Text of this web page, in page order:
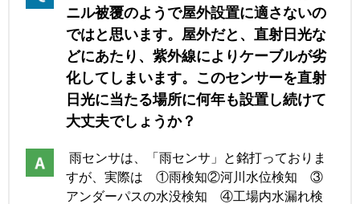
ニル被覆のようで屋外設置に適さないの
ではと思います。屋外だと、直射日光な
どにあたり、紫外線によりケーブルが劣
化してしまいます。このセンサーを直射
日光に当たる場所に何年も設置し続けて
大丈夫でしょうか？
雨センサは、「雨センサ」と銘打っておりま
すが、実際は ①雨検知②河川水位検知 ③
アンダーパスの水没検知 ④工場内水漏れ検